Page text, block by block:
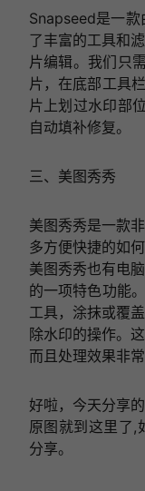
Snapseed是一
了丰富的工具和
片编辑。我们只
片，在底部工具
片上划过水印部
自动填补修复。
三、美图秀秀
美图秀秀是一款
多方便快捷的如
美图秀秀也有电
的一项特色功能
工具，涂抹或覆
除水印的操作。
而且处理效果非常
好啦，今天分享
原图就到这里了,
分享。